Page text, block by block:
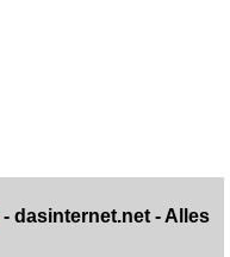
- dasinternet.net - Alles